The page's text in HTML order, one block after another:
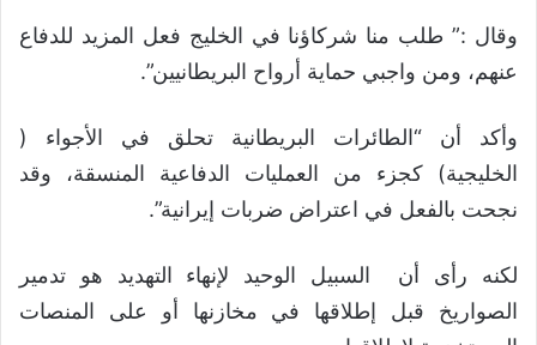
وقال :” طلب منا شركاؤنا في الخليج فعل المزيد للدفاع
عنهم، ومن واجبي حماية أرواح البريطانيين”.
وأكد أن “الطائرات البريطانية تحلق في الأجواء (
الخليجية) كجزء من العمليات الدفاعية المنسقة، وقد
نجحت بالفعل في اعتراض ضربات إيرانية”.
لكنه رأى أن السبيل الوحيد لإنهاء التهديد هو تدمير
الصواريخ قبل إطلاقها في مخازنها أو على المنصات